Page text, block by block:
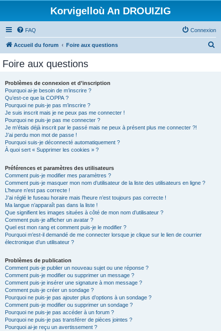
Korvigelloù An DROUIZIG
FAQ Connexion
Accueil du forum Foire aux questions
Foire aux questions
Problèmes de connexion et d’inscription
Pourquoi ai-je besoin de m’inscrire ?
Qu’est-ce que la COPPA ?
Pourquoi ne puis-je pas m’inscrire ?
Je suis inscrit mais je ne peux pas me connecter !
Pourquoi ne puis-je pas me connecter ?
Je m’étais déjà inscrit par le passé mais ne peux à présent plus me connecter ?!
J’ai perdu mon mot de passe !
Pourquoi suis-je déconnecté automatiquement ?
À quoi sert « Supprimer les cookies » ?
Préférences et paramètres des utilisateurs
Comment puis-je modifier mes paramètres ?
Comment puis-je masquer mon nom d’utilisateur de la liste des utilisateurs en ligne ?
L’heure n’est pas correcte !
J’ai réglé le fuseau horaire mais l’heure n’est toujours pas correcte !
Ma langue n’apparaît pas dans la liste !
Que signifient les images situées à côté de mon nom d’utilisateur ?
Comment puis-je afficher un avatar ?
Quel est mon rang et comment puis-je le modifier ?
Pourquoi m’est-il demandé de me connecter lorsque je clique sur le lien de courrier
électronique d’un utilisateur ?
Problèmes de publication
Comment puis-je publier un nouveau sujet ou une réponse ?
Comment puis-je modifier ou supprimer un message ?
Comment puis-je insérer une signature à mon message ?
Comment puis-je créer un sondage ?
Pourquoi ne puis-je pas ajouter plus d’options à un sondage ?
Comment puis-je modifier ou supprimer un sondage ?
Pourquoi ne puis-je pas accéder à un forum ?
Pourquoi ne puis-je pas transférer de pièces jointes ?
Pourquoi ai-je reçu un avertissement ?